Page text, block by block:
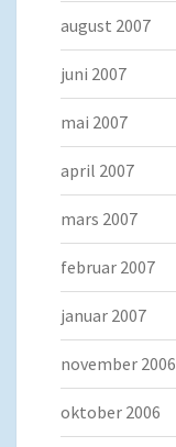
august 2007
juni 2007
mai 2007
april 2007
mars 2007
februar 2007
januar 2007
november 2006
oktober 2006